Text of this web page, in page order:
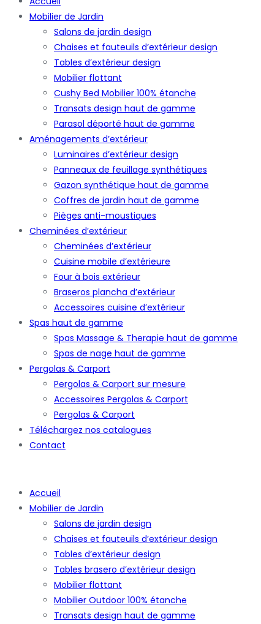
Mobilier de Jardin
Salons de jardin design
Chaises et fauteuils d’extérieur design
Tables d’extérieur design
Mobilier flottant
Cushy Bed Mobilier 100% étanche
Transats design haut de gamme
Parasol déporté haut de gamme
Aménagements d’extérieur
Luminaires d’extérieur design
Panneaux de feuillage synthétiques
Gazon synthétique haut de gamme
Coffres de jardin haut de gamme
Pièges anti-moustiques
Cheminées d’extérieur
Cheminées d’extérieur
Cuisine mobile d’extérieure
Four à bois extérieur
Braseros plancha d’extérieur
Accessoires cuisine d’extérieur
Spas haut de gamme
Spas Massage & Therapie haut de gamme
Spas de nage haut de gamme
Pergolas & Carport
Pergolas & Carport sur mesure
Accessoires Pergolas & Carport
Pergolas & Carport
Téléchargez nos catalogues
Contact
Accueil
Mobilier de Jardin
Salons de jardin design
Chaises et fauteuils d’extérieur design
Tables d’extérieur design
Tables brasero d’extérieur design
Mobilier flottant
Mobilier Outdoor 100% étanche
Transats design haut de gamme